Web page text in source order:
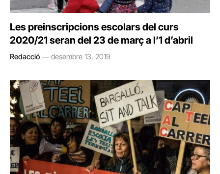
Les preinscripcions escolars del curs
2020/21 seran del 23 de març a l’1 d’abril
Redacció desembre 13, 2019